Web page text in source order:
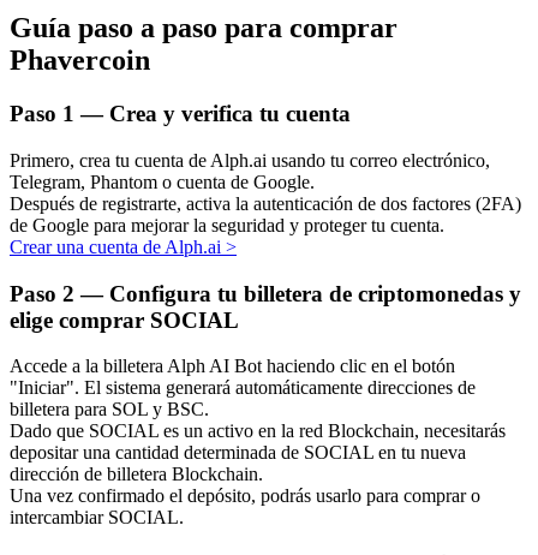
Aprender Staking
Bitrue
AI
Bitrue Partners
Guía paso a paso para comprar
Phavercoin
Paso 1 — Crea y verifica tu cuenta
Primero, crea tu cuenta de Alph.ai usando tu correo electrónico,
Telegram, Phantom o cuenta de Google.
Después de registrarte, activa la autenticación de dos factores (2FA)
de Google para mejorar la seguridad y proteger tu cuenta.
Crear una cuenta de Alph.ai >
Paso 2 — Configura tu billetera de criptomonedas y
elige comprar SOCIAL
Accede a la billetera Alph AI Bot haciendo clic en el botón
"Iniciar". El sistema generará automáticamente direcciones de
billetera para SOL y BSC.
Dado que SOCIAL es un activo en la red Blockchain, necesitarás
depositar una cantidad determinada de SOCIAL en tu nueva
dirección de billetera Blockchain.
Una vez confirmado el depósito, podrás usarlo para comprar o
intercambiar SOCIAL.